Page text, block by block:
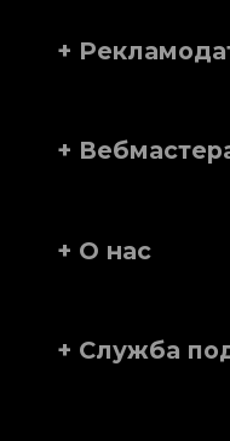
+
+
+ О нас
+ Служба